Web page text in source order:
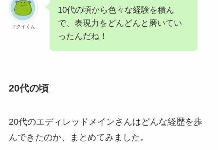
フクイくん
10代の頃から色々な経験を積ん
で、表現力をどんどんと磨いてい
ったんだね！
20代の頃
20代のエディレッドメインさんはどんな経歴を歩
んできたのか、まとめてみました。